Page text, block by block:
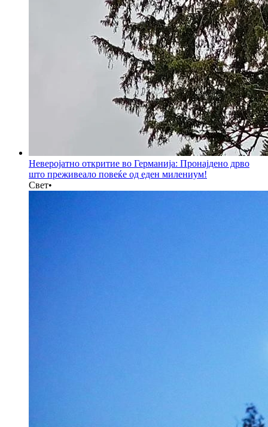
Неверојатно откритие во Германија: Пронајдено дрво
што преживеало повеќе од еден милениум!
Свет•